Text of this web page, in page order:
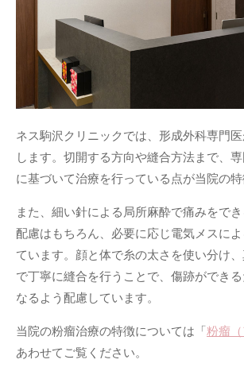
ネス駒沢クリニックでは、形成外科専門
します。切開する方向や縫合方法まで、
に基づいて治療を行っている点が当院の特
また、細い針による局所麻酔で痛みをで
配慮はもちろん、必要に応じ電気メスに
ています。顔と体で糸の太さを使い分け
で丁寧に縫合を行うことで、傷跡ができ
なるよう配慮しています。
当院の粉瘤治療の特徴については「粉瘤（
あわせてご覧ください。